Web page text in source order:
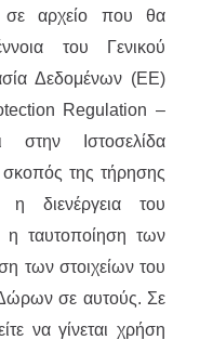
σε αρχείο που θα
του Γενικού
Δεδομένων (ΕΕ)
Regulation –
Ιστοσελίδα
της τήρησης
η διενέργεια του
η ταυτοποίηση των
των στοιχείων του
σε αυτούς. Σε
να γίνεται χρήση